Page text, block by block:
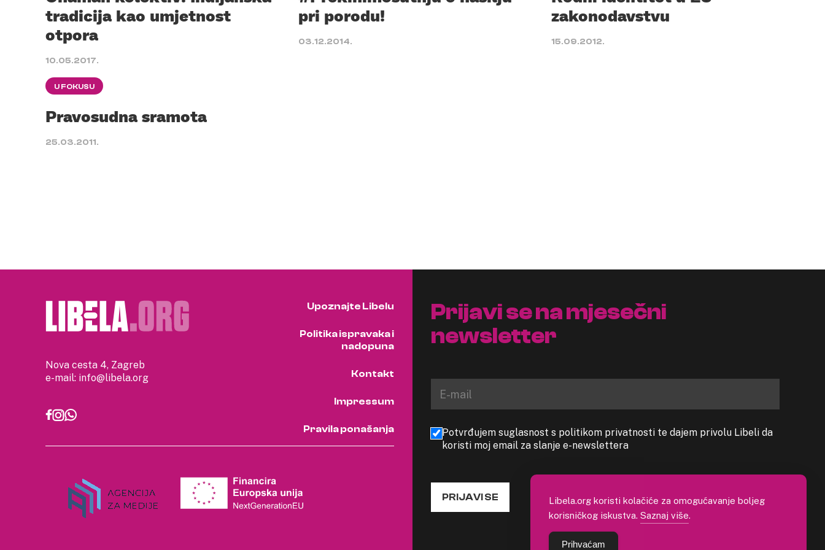
tradicija kao umjetnost
otpora
10.05.2017.
pri porodu!
03.12.2014.
zakonodavstvu
15.09.2012.
U FOKUSU
Pravosudna sramota
25.03.2011.
Nova cesta 4, Zagreb
e-mail: info@libela.org
Upoznajte Libelu
Politika ispravaka i
nadopuna
Kontakt
Impressum
Pravila ponašanja
Prijavi se na mjesečni
newsletter
Potvrđujem suglasnost s politikom privatnosti te dajem privolu Libeli da
koristi moj email za slanje e-newslettera
PRIJAVI SE
Libela.org koristi kolačiće za omogućavanje boljeg
korisničkog iskustva. Saznaj više.
Prihvaćam